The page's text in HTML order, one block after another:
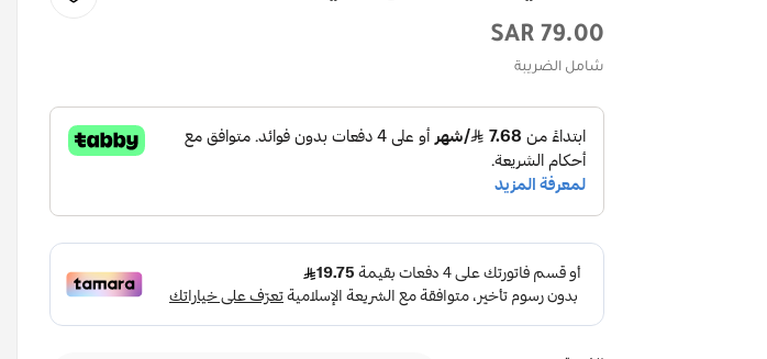
السعر
الأصلي
79.00 SAR
شامل الضريبة